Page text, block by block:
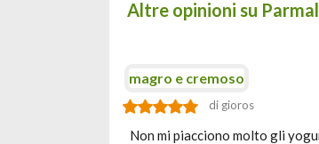
Altre opinioni su
magro e cremoso
di gioros
Non mi piacciono molto gli